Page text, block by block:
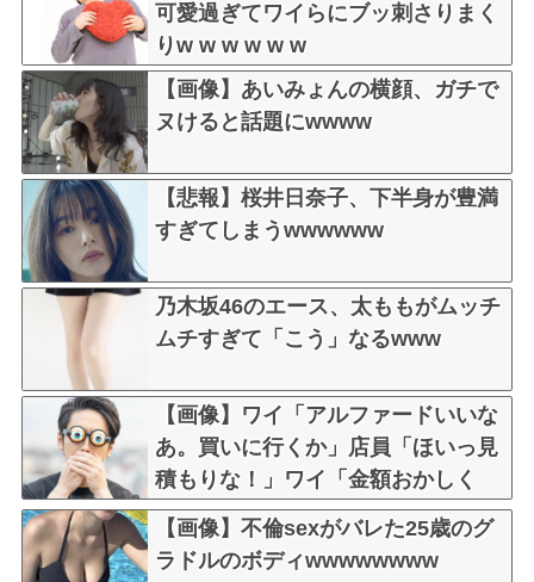
可愛過ぎてワイらにブッ刺さりまく
りw w w w w w
【画像】あいみょんの横顔、ガチで
ヌけると話題にwwww
【悲報】桜井日奈子、下半身が豊満
すぎてしまうwwwwww
乃木坂46のエース、太ももがムッチ
ムチすぎて「こう」なるwww
【画像】ワイ「アルファードいいな
あ。買いに行くか」店員「ほいっ見
積もりな！」ワイ「金額おかしく
ね？」←お前らもそう思うよ
な？？？？？
【画像】不倫sexがバレた25歳のグ
ラドルのボディwwwwwwww